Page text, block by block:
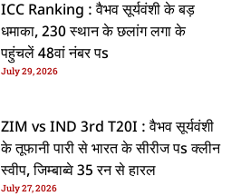
ICC Ranking : वैभव सूर्यवंशी के बड़
धमाका, 230 स्थान के छलांग लगा के
पहुंचलें 48वां नंबर पs
July 29, 2026
ZIM vs IND 3rd T20I : वैभव सूर्यवंशी
के तूफानी पारी से भारत के सीरीज पs क्लीन
स्वीप, जिम्बाब्वे 35 रन से हारल
July 27, 2026